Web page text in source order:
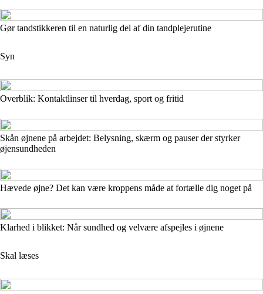
Gør tandstikkeren til en naturlig del af din tandplejerutine
Syn
Overblik: Kontaktlinser til hverdag, sport og fritid
Skån øjnene på arbejdet: Belysning, skærm og pauser der styrker
øjensundheden
Hævede øjne? Det kan være kroppens måde at fortælle dig noget på
Klarhed i blikket: Når sundhed og velvære afspejles i øjnene
Skal læses